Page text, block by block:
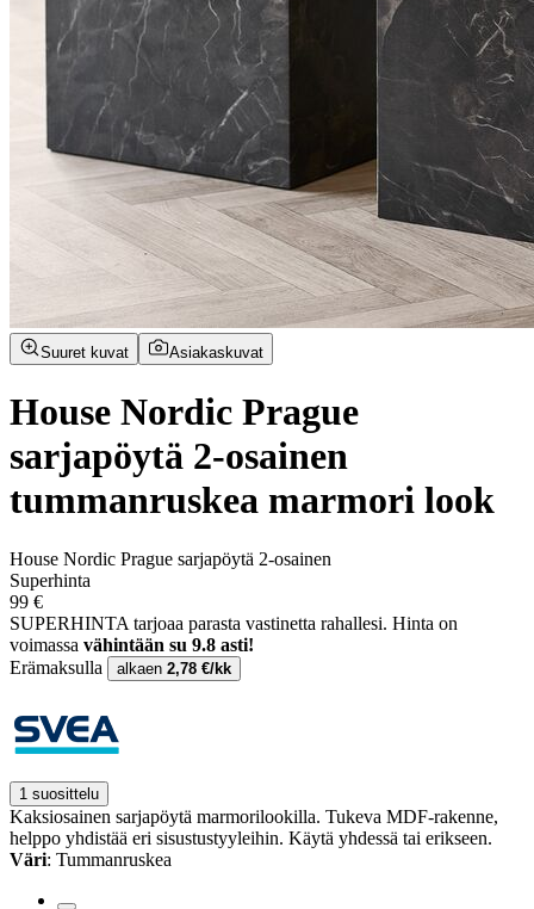
Suuret kuvat Asiakaskuvat
House Nordic Prague
sarjapöytä 2-osainen
tummanruskea marmori look
House Nordic Prague sarjapöytä 2-osainen
Superhinta
99 €
SUPERHINTA tarjoaa parasta vastinetta rahallesi. Hinta on
voimassa vähintään su 9.8 asti!
Erämaksulla
alkaen 2,78 €/kk
1 suosittelu
Kaksiosainen sarjapöytä marmorilookilla. Tukeva MDF-rakenne,
helppo yhdistää eri sisustustyyleihin. Käytä yhdessä tai erikseen.
Väri: Tummanruskea